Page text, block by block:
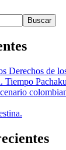
Buscar
Derechos de
Tiempo